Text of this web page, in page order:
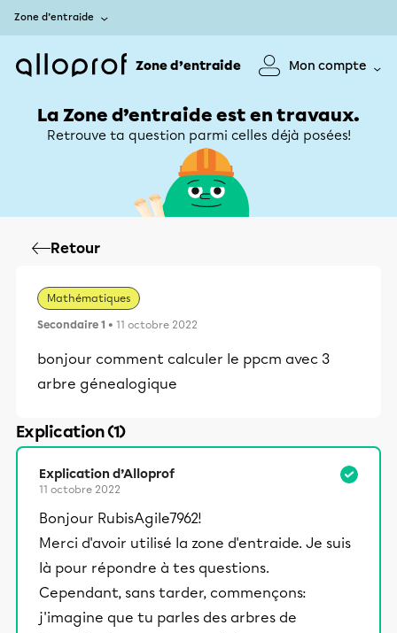
Zone d’entraide
Zone d’entraide Mon compte
La Zone d’entraide est en travaux.
Retrouve ta question parmi celles déjà posées!
Retour
Mathématiques
Secondaire 1 • 11 octobre 2022
bonjour comment calculer le ppcm avec 3
arbre génealogique
Explication (1)
Explication d’Alloprof
11 octobre 2022
Bonjour RubisAgile7962!
Merci d'avoir utilisé la zone d'entraide. Je suis
là pour répondre à tes questions.
Cependant, sans tarder, commençons:
j'imagine que tu parles des arbres de